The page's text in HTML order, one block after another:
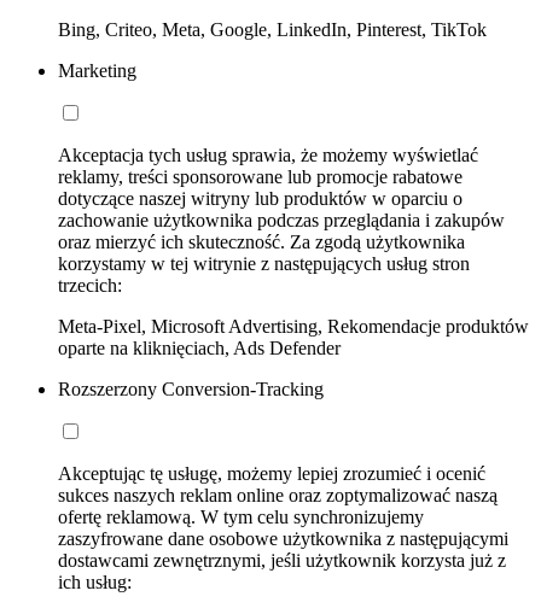
Bing, Criteo, Meta, Google, LinkedIn, Pinterest, TikTok
Marketing
Akceptacja tych usług sprawia, że możemy wyświetlać
reklamy, treści sponsorowane lub promocje rabatowe
dotyczące naszej witryny lub produktów w oparciu o
zachowanie użytkownika podczas przeglądania i zakupów
oraz mierzyć ich skuteczność. Za zgodą użytkownika
korzystamy w tej witrynie z następujących usług stron
trzecich:
Meta-Pixel, Microsoft Advertising, Rekomendacje produktów
oparte na kliknięciach, Ads Defender
Rozszerzony Conversion-Tracking
Akceptując tę usługę, możemy lepiej zrozumieć i ocenić
sukces naszych reklam online oraz zoptymalizować naszą
ofertę reklamową. W tym celu synchronizujemy
zaszyfrowane dane osobowe użytkownika z następującymi
dostawcami zewnętrznymi, jeśli użytkownik korzysta już z
ich usług: